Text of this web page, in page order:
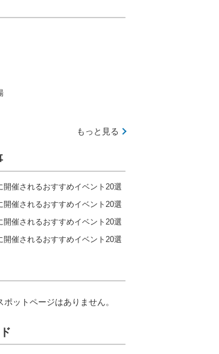
もっと見る
開催されるおすすめイベント20選
開催されるおすすめイベント20選
開催されるおすすめイベント20選
開催されるおすすめイベント20選
ットページはありません。